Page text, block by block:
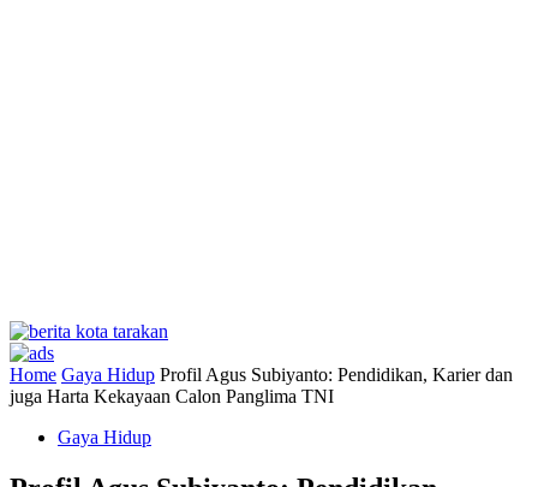
Home Gaya Hidup Profil Agus Subiyanto: Pendidikan, Karier dan
juga Harta Kekayaan Calon Panglima TNI
Gaya Hidup